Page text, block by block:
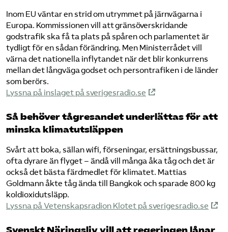
Inom EU väntar en strid om utrymmet på järnvägarna i
Europa. Kommissionen vill att gränsöverskridande
godstrafik ska få ta plats på spåren och parlamentet är
tydligt för en sådan förändring. Men Ministerrådet vill
värna det nationella inflytandet när det blir konkurrens
mellan det långväga godset och persontrafiken i de länder
som berörs.
Lyssna på inslaget på sverigesradio.se
Så behöver tågresandet underlättas för att
minska klimatutsläppen
Svårt att boka, sällan wifi, förseningar, ersättningsbussar,
ofta dyrare än flyget – ändå vill många åka tåg och det är
också det bästa färdmedlet för klimatet. Mattias
Goldmann åkte tåg ända till Bangkok och sparade 800 kg
koldioxidutsläpp.
Lyssna på Vetenskapsradion Klotet på sverigesradio.se